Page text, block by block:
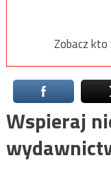
Zobacz kto
Wspieraj